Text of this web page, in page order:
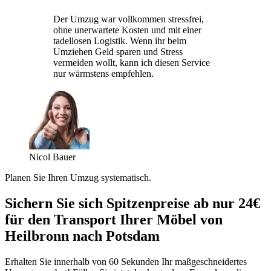
Der Umzug war vollkommen stressfrei,
ohne unerwartete Kosten und mit einer
tadellosen Logistik. Wenn ihr beim
Umziehen Geld sparen und Stress
vermeiden wollt, kann ich diesen Service
nur wärmstens empfehlen.
Nicol Bauer
Planen Sie Ihren Umzug systematisch.
Sichern Sie sich Spitzenpreise ab nur 24€
für den Transport Ihrer Möbel von
Heilbronn nach Potsdam
Erhalten Sie innerhalb von 60 Sekunden Ihr maßgeschneidertes